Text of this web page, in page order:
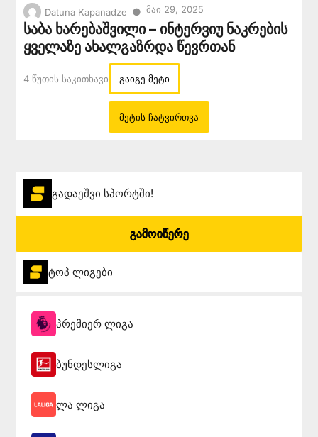
Datuna Kapanadze ● Მაი 29, 2025
საბა ხარებაშვილი – ინტერვიუ ნაკრების
ყველაზე ახალგაზრდა წევრთან
4 Წუთის Საკითხავი გაიგე მეტი
მეტის ჩატვირთვა
გადაეშვი სპორტში!
გამოიწერე
ტოპ ლიგები
პრემიერ ლიგა
ბუნდესლიგა
ლა ლიგა